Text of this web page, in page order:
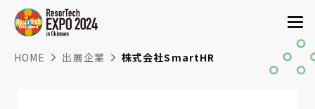
HOME 出展企業 株式会社SmartHR